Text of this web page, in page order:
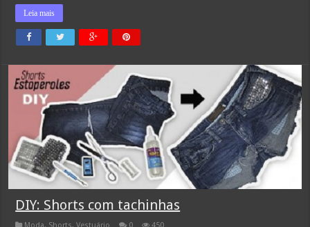
Leia mais
DIY: Shorts com tachinhas
Moda, Shorts,Vestuário 0 450